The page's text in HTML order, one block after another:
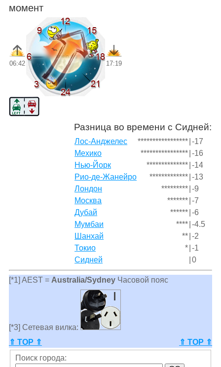
момент
06:42 17:19
Разница во времени с Сидней:
Лос-Анджелес ***************** -17
Мехико
**************** -16
Нью-Йорк
************** -14
Рио-де-Жанейро
************* -13
Лондон
********* -9
Москва
******* -7
Дубай
****** -6
Мумбаи
**** -4.5
Шанхай
** -2
Токио
* -1
Сидней
0
[*1] AEST = Australia/SydneyЧасовой пояс
[*3] Сетевая вилка:
⇑ TOP ⇑
⇑ TOP ⇑
Поиск города: